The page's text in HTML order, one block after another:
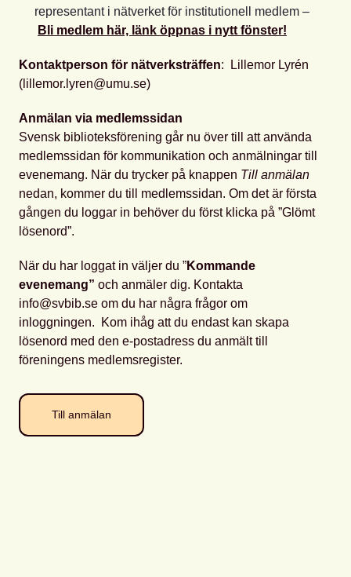
representant i nätverket för institutionell medlem –
Bli medlem här, länk öppnas i nytt fönster!
Kontaktperson för nätverksträffen: Lillemor Lyrén
(lillemor.lyren@umu.se)
Anmälan via medlemssidan
Svensk biblioteksförening går nu över till att använda
medlemssidan för kommunikation och anmälningar till
evenemang. När du trycker på knappen Till anmälan
nedan, kommer du till medlemssidan. Om det är första
gången du loggar in behöver du först klicka på ”Glömt
lösenord”.
När du har loggat in väljer du ”Kommande
evenemang” och anmäler dig. Kontakta
info@svbib.se om du har några frågor om
inloggningen. Kom ihåg att du endast kan skapa
lösenord med den e-postadress du anmält till
föreningens medlemsregister.
Till anmälan